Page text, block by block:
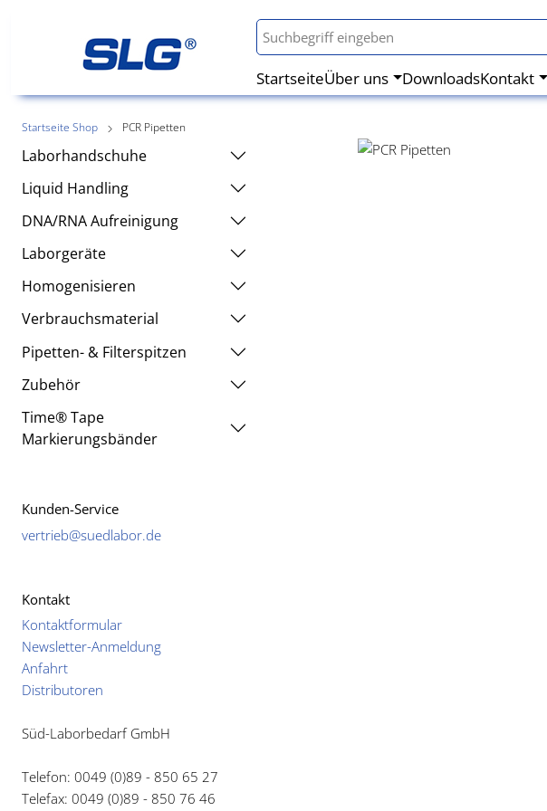
StartseiteÜber uns DownloadsKontakt
Startseite Shop PCR Pipetten
Laborhandschuhe
Liquid Handling
DNA/RNA Aufreinigung
Laborgeräte
Homogenisieren
Verbrauchsmaterial
Pipetten- & Filterspitzen
Zubehör
Time® Tape
Markierungsbänder
Kunden-Service
vertrieb@suedlabor.de
Kontakt
Kontaktformular
Newsletter-Anmeldung
Anfahrt
Distributoren
Süd-Laborbedarf GmbH
Telefon: 0049 (0)89 - 850 65 27
Telefax: 0049 (0)89 - 850 76 46